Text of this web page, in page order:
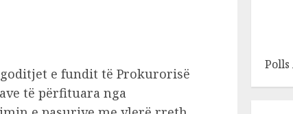
e fundit të Prokurorisë
të përfituara nga